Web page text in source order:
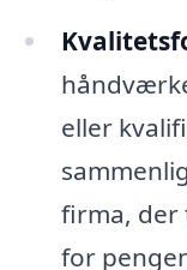
eller
firma, der
for